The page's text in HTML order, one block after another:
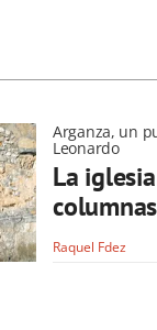
Arganza, un
Leonardo
La
Raquel Fdez